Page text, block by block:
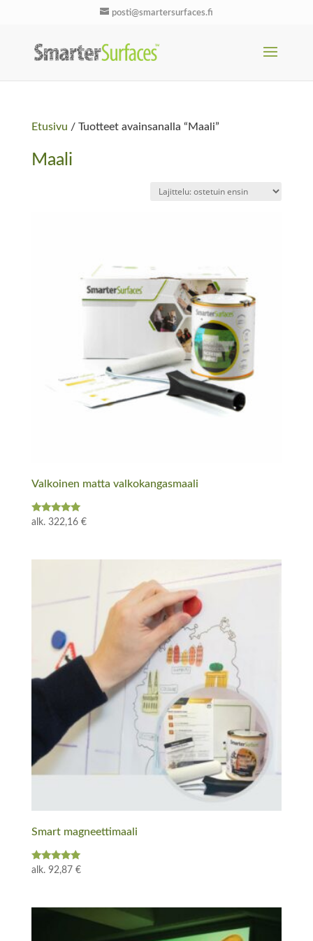
posti@smartersurfaces.fi
Etusivu / Tuotteet avainsanalla “Maali”
Maali
Valkoinen matta valkokangasmaali
Arvostelu
alk. 322,16 €
Smart magneettimaali
Arvostelu
tuotteesta:
alk. 92,87 €